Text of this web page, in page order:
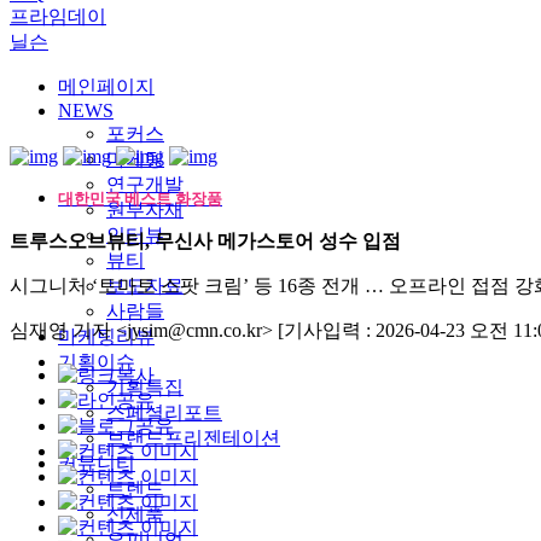
프라임데이
닐슨
메인페이지
NEWS
포커스
마케팅
연구개발
원부자재
인터뷰
뷰티
보도자료
사람들
마케팅리뷰
기획이슈
기획특집
스페셜리포트
브랜드프리젠테이션
커뮤니티
트렌드
신제품
대한민국 베스트 화장품
트루스오브뷰티, 무신사 메가스토어 성수 입점
시그니처 ‘토마토 스팟 크림’ 등 16종 전개 … 오프라인 접점 강
심재영 기자 <jysim@cmn.co.kr> [기사입력 : 2026-04-23 오전